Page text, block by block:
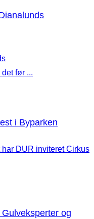
før ...
i Byparken
DUR inviteret Cirkus
og